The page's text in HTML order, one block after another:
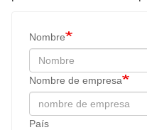
Nombre
Nombre de empresa
País